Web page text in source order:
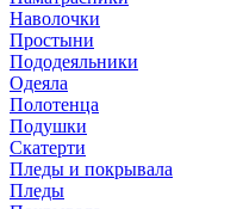
Наволочки
Простыни
Пододеяльники
Одеяла
Полотенца
Подушки
Скатерти
Пледы и покрывала
Пледы